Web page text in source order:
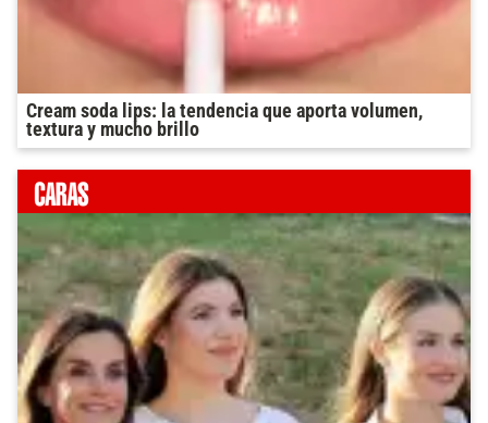
Cream soda lips: la tendencia que aporta volumen,
textura y mucho brillo